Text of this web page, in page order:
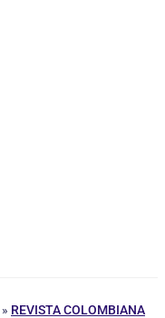
» REVISTA COLOMBIANA